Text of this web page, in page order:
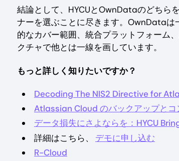
結論として、HYCUとOwnDataのどちら
ナーを選ぶことに尽きます。OwnDataは
的なカバー範囲、統合プラットフォーム
クチャで他とは一線を画しています。
もっと詳しく知りたいですか？
Decoding The NIS2 Directive for
Atlassian Cloud のバックアップと
データ損失にさよならを：HYCU
詳細はこちら、 デモに申し込む
R-Cloud